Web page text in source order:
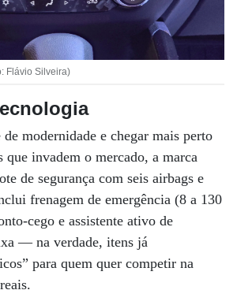
Flávio Silveira)
modernidade e chegar mais perto
que invadem o mercado, a marca
de segurança com seis airbags e
frenagem de emergência (8 a 130
cego e assistente ativo de
— na verdade, itens já
para quem quer competir na